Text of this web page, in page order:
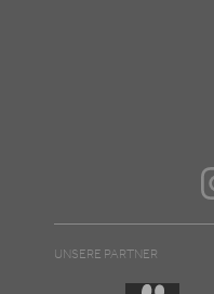
UNSERE PARTNER